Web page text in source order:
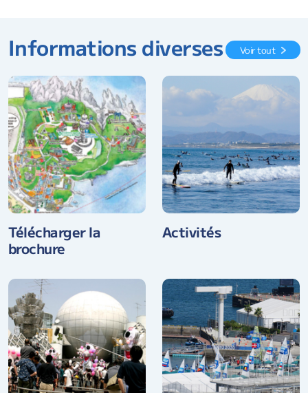
Informations diverses Voir tout
Télécharger la
brochure
Activités